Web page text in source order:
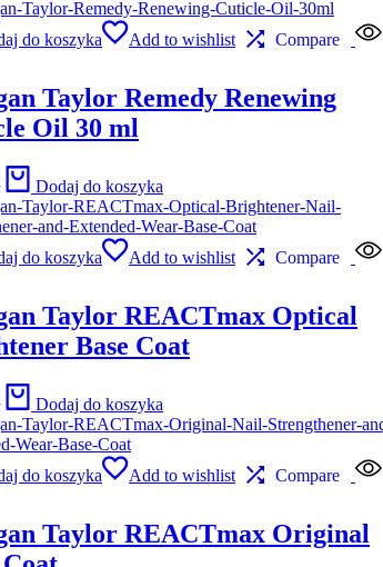
do koszyka Add to wishlist Compare
Taylor Remedy Renewing
Oil 30 ml
Dodaj do koszyka
do koszyka Add to wishlist Compare
Taylor REACTmax Optical
Base Coat
Dodaj do koszyka
do koszyka Add to wishlist Compare
Taylor REACTmax Original